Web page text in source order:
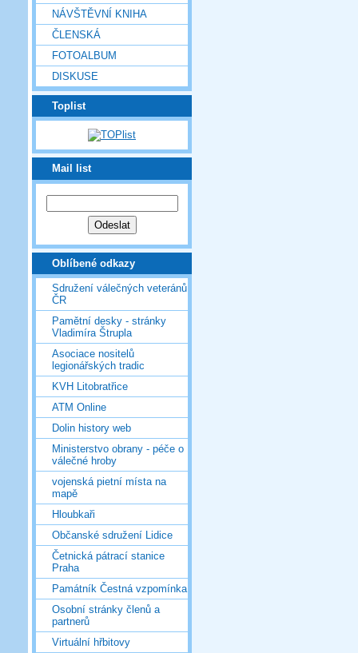
NÁVŠTĚVNÍ KNIHA
ČLENSKÁ
FOTOALBUM
DISKUSE
Toplist
Mail list
Oblíbené odkazy
Sdružení válečných veteránů
ČR
Pamětní desky - stránky
Vladimíra Štrupla
Asociace nositelů
legionářských tradic
KVH Litobratřice
ATM Online
Dolin history web
Ministerstvo obrany - péče o
válečné hroby
vojenská pietní místa na
mapě
Hloubkaři
Občanské sdružení Lidice
Četnická pátrací stanice
Praha
Památník Čestná vzpomínka
Osobní stránky členů a
partnerů
Virtuální hřbitovy